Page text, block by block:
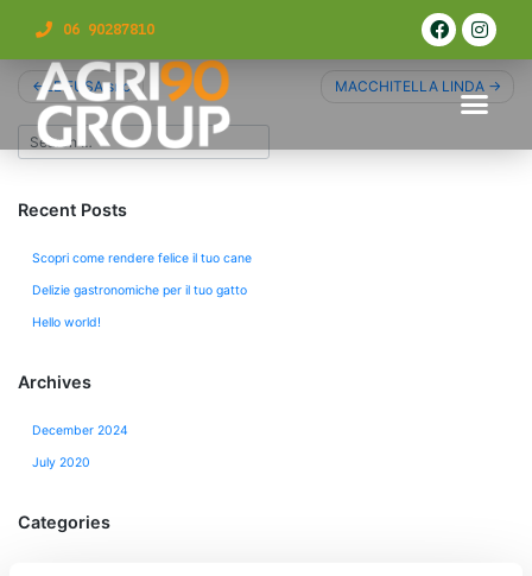
06 90287810
LE FUSA snc MACCHITELLA LINDA
Recent Posts
Scopri come rendere felice il tuo cane
Delizie gastronomiche per il tuo gatto
Hello world!
Archives
December 2024
July 2020
Categories